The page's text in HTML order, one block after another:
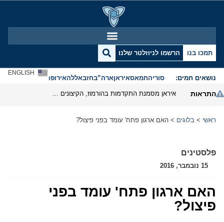
תמכו בנו הרשמו לניוזלטר שלנו
נושאים חמים: סוריהחמאסאיראןארה”בחזבאללהאירופהאנטישמיות
ENGLISH
התראות
ראשי > בלוגים > האם ארגון פתח' עומד בפני פיצול?
פלסטינים
15 נובמבר, 2016
האם ארגון פתח' עומד בפני
פיצול?